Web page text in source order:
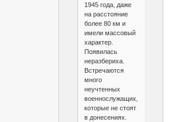
1945 года, даже
на расстояние
более 80 км и
имели массовый
характер.
Появилась
неразбериха.
Встречаются
много
неучтенных
военнослужащих,
которые не стоят
в донесениях.